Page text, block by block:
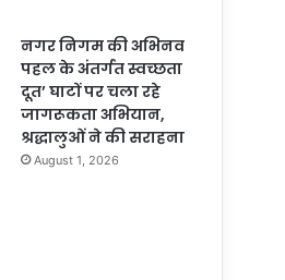
नगर निगम की अभिनव
पहल के अंतर्गत स्वच्छता
दूत’ घाटों पर चला रहे
जागरूकता अभियान,
श्रद्धालुओं ने की सराहना
August 1, 2026